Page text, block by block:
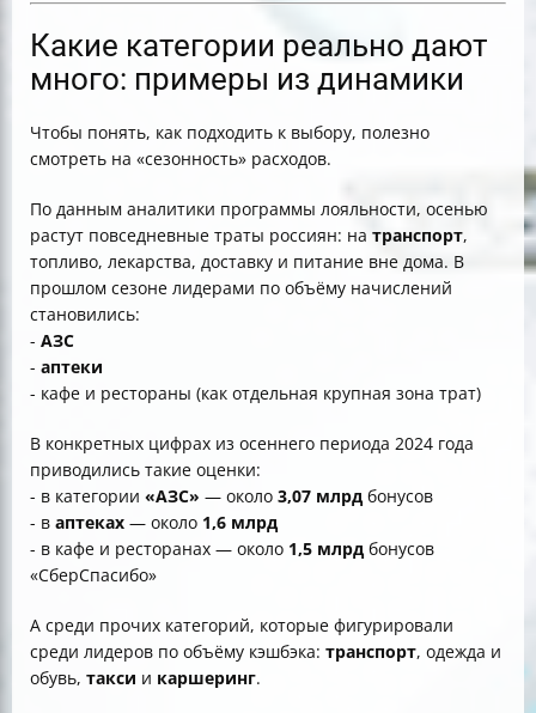
Какие категории реально дают
много: примеры из динамики
Чтобы понять, как подходить к выбору, полезно
смотреть на «сезонность» расходов.
По данным аналитики программы лояльности, осенью
растут повседневные траты россиян: на транспорт,
топливо, лекарства, доставку и питание вне дома. В
прошлом сезоне лидерами по объёму начислений
становились:
- АЗС
- аптеки
- кафе и рестораны (как отдельная крупная зона трат)
В конкретных цифрах из осеннего периода 2024 года
приводились такие оценки:
- в категории «АЗС» — около 3,07 млрд бонусов
- в аптеках — около 1,6 млрд
- в кафе и ресторанах — около 1,5 млрд бонусов
«СберСпасибо»
А среди прочих категорий, которые фигурировали
среди лидеров по объёму кэшбэка: транспорт, одежда и
обувь, такси и каршеринг.